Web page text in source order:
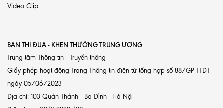
Video Clip
BAN THI ĐUA - KHEN THƯỞNG TRUNG ƯƠNG
Trung tâm Thông tin - Truyền thông
Giấy phép hoạt động Trang Thông tin điện tử tổng hợp số 88/GP-TTĐT
ngày 05/06/2023
Địa chỉ: 103 Quán Thánh - Ba Đình - Hà Nội